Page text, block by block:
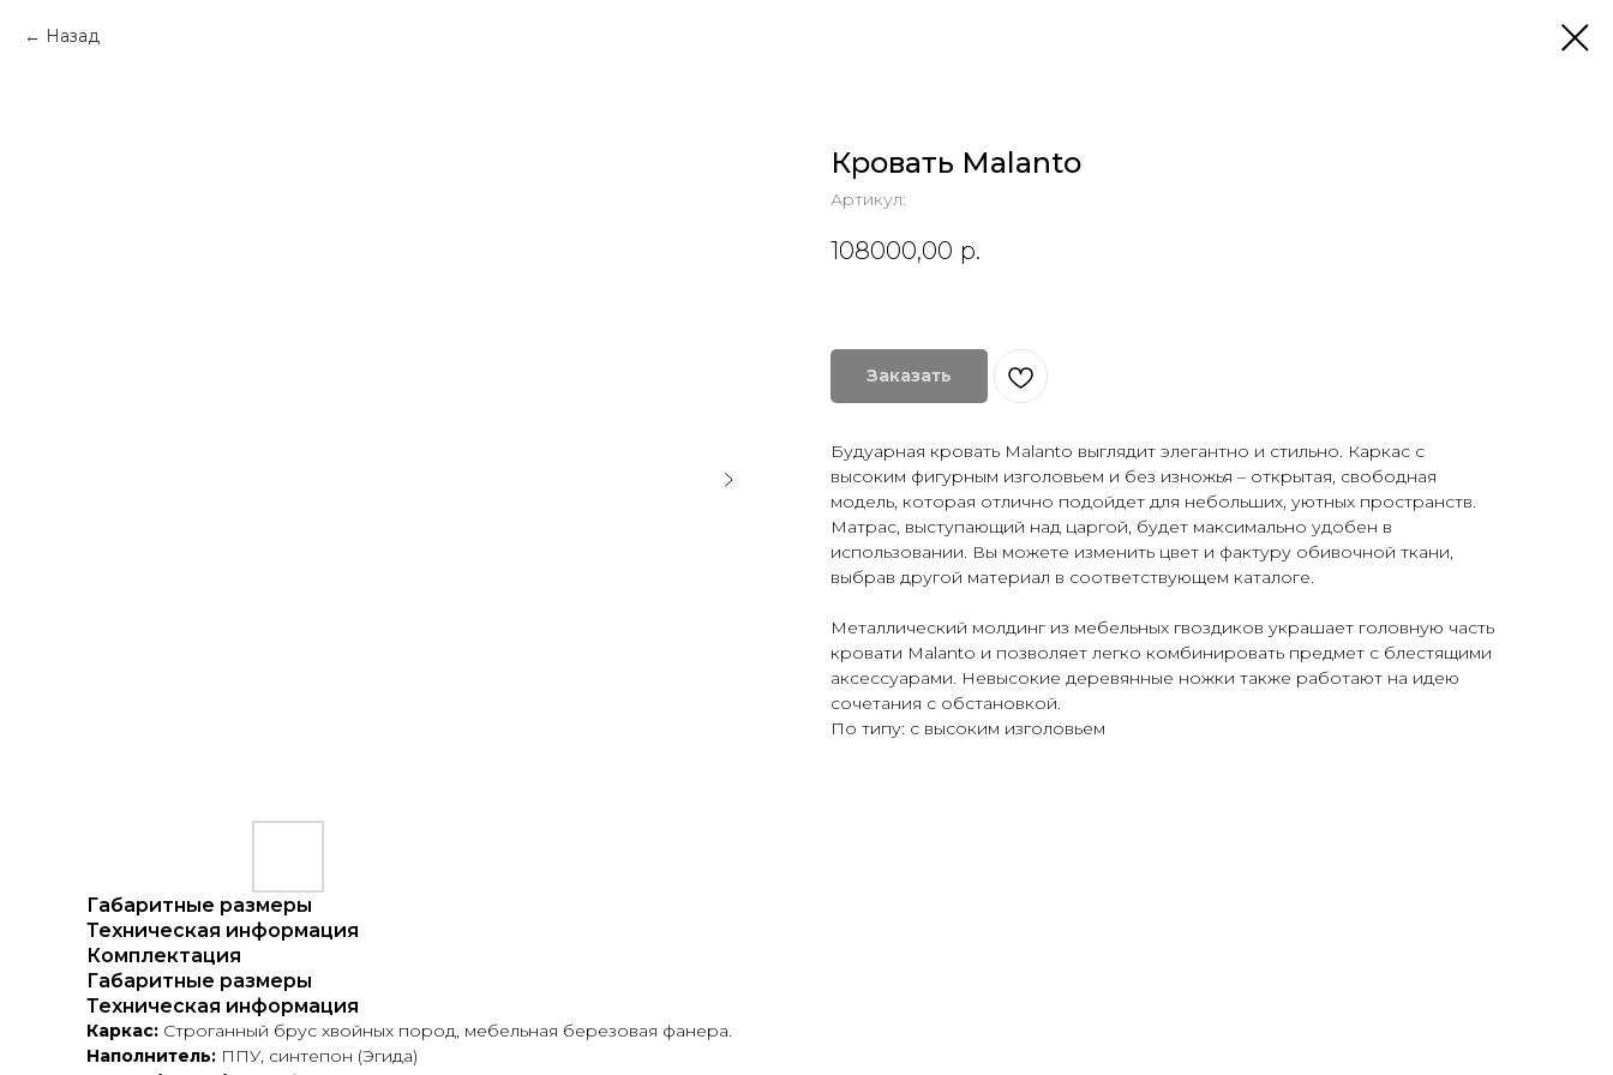
Назад
Кровать Malanto
Артикул:
108000,00 р.
Заказать
Будуарная кровать Malanto выглядит элегантно и стильно. Каркас с
высоким фигурным изголовьем и без изножья – открытая, свободная
модель, которая отлично подойдет для небольших, уютных пространств.
Матрас, выступающий над царгой, будет максимально удобен в
использовании. Вы можете изменить цвет и фактуру обивочной ткани,
выбрав другой материал в соответствующем каталоге.
Металлический молдинг из мебельных гвоздиков украшает головную часть
кровати Malanto и позволяет легко комбинировать предмет с блестящими
аксессуарами. Невысокие деревянные ножки также работают на идею
сочетания с обстановкой.
По типу: с высоким изголовьем
Габаритные размеры
Техническая информация
Комплектация
Габаритные размеры
Техническая информация
Каркас: Строганный брус хвойных пород, мебельная березовая фанера.
Наполнитель: ППУ, синтепон (Эгида)